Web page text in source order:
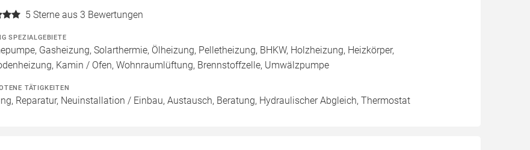
5 Sterne aus 3 Bewertungen
SPEZIALGEBIETE
Gasheizung, Solarthermie, Ölheizung, Pelletheizung, BHKW, Holzheizung, Heizkörper,
Kamin / Ofen, Wohnraumlüftung, Brennstoffzelle, Umwälzpumpe
TÄTIGKEITEN
Reparatur, Neuinstallation / Einbau, Austausch, Beratung, Hydraulischer Abgleich, Thermostat